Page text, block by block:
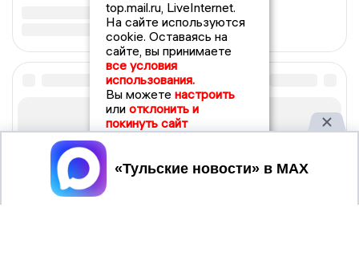
top.mail.ru, LiveInternet.
На сайте используются
cookie. Оставаясь на
сайте, вы принимаете
все условия
использования.
Вы можете настроить
или отклонить и
покинуть сайт
Принять